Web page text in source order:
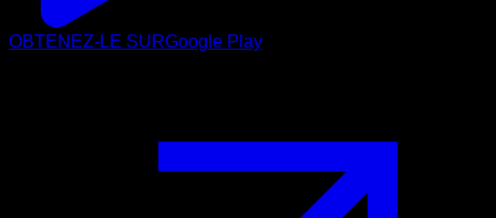
OBTENEZ-LE SURGoogle Play